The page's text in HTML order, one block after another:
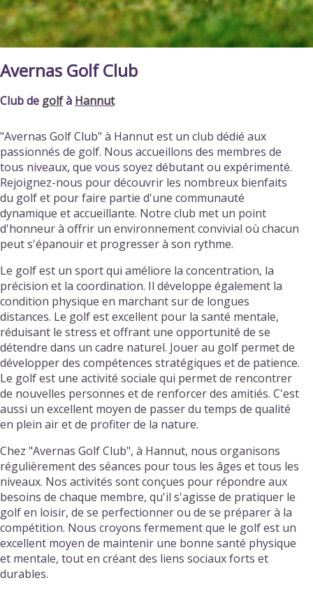
Avernas Golf Club
Club de golfà Hannut
"Avernas Golf Club" à Hannut est un club dédié aux
passionnés de golf. Nous accueillons des membres de
tous niveaux, que vous soyez débutant ou expérimenté.
Rejoignez-nous pour découvrir les nombreux bienfaits
du golf et pour faire partie d'une communauté
dynamique et accueillante. Notre club met un point
d'honneur à offrir un environnement convivial où chacun
peut s'épanouir et progresser à son rythme.
Le golf est un sport qui améliore la concentration, la
précision et la coordination. Il développe également la
condition physique en marchant sur de longues
distances. Le golf est excellent pour la santé mentale,
réduisant le stress et offrant une opportunité de se
détendre dans un cadre naturel. Jouer au golf permet de
développer des compétences stratégiques et de patience.
Le golf est une activité sociale qui permet de rencontrer
de nouvelles personnes et de renforcer des amitiés. C'est
aussi un excellent moyen de passer du temps de qualité
en plein air et de profiter de la nature.
Chez "Avernas Golf Club", à Hannut, nous organisons
régulièrement des séances pour tous les âges et tous les
niveaux. Nos activités sont conçues pour répondre aux
besoins de chaque membre, qu'il s'agisse de pratiquer le
golf en loisir, de se perfectionner ou de se préparer à la
compétition. Nous croyons fermement que le golf est un
excellent moyen de maintenir une bonne santé physique
et mentale, tout en créant des liens sociaux forts et
durables.